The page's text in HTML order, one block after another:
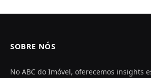
SOBRE NÓS
No ABC do Imóvel, oferecemos insights